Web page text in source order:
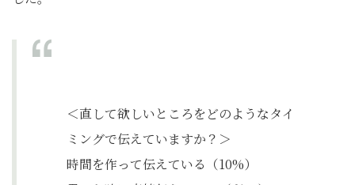
＜直して欲しいところをどのようなタイ
ミングで伝えていますか？＞
時間を作って伝えている（10%）